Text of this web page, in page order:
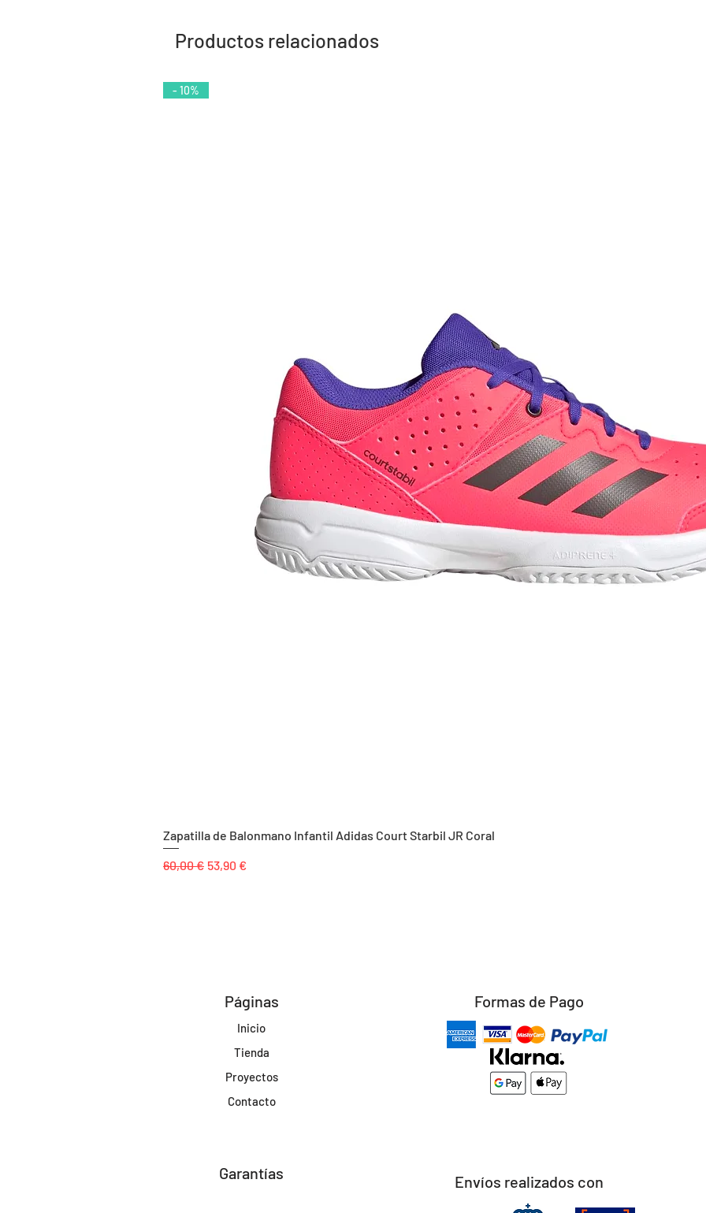
Productos relacionados
- 10%
Zapatilla de Balonmano Infantil Adidas Court Starbil JR Coral
Precio
60,00 € Precio de oferta
53,90 €
Páginas
Inicio
Tienda
Proyectos
Contacto
Garantías
Formas de Pago
Envíos realizados con